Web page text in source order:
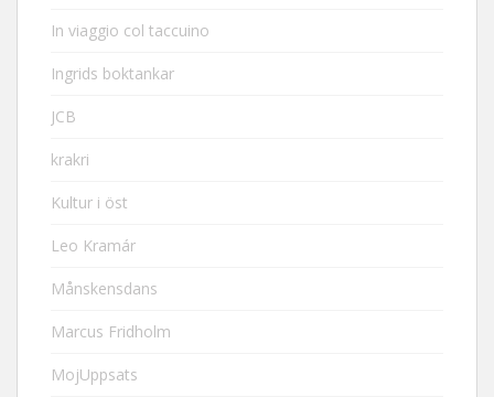
In viaggio col taccuino
Ingrids boktankar
JCB
krakri
Kultur i öst
Leo Kramár
Månskensdans
Marcus Fridholm
MojUppsats